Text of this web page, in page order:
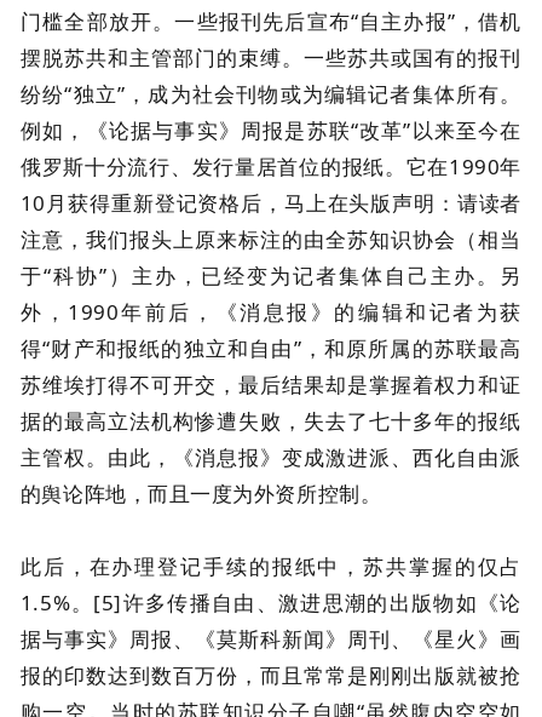
门槛全部放开。一些报刊先后宣布“自主办报”，借机
摆脱苏共和主管部门的束缚。一些苏共或国有的报刊
纷纷“独立”，成为社会刊物或为编辑记者集体所有。
例如，《论据与事实》周报是苏联“改革”以来至今在
俄罗斯十分流行、发行量居首位的报纸。它在1990年
10月获得重新登记资格后，马上在头版声明：请读者
注意，我们报头上原来标注的由全苏知识协会（相当
于“科协”）主办，已经变为记者集体自己主办。另
外，1990年前后，《消息报》的编辑和记者为获
得“财产和报纸的独立和自由”，和原所属的苏联最高
苏维埃打得不可开交，最后结果却是掌握着权力和证
据的最高立法机构惨遭失败，失去了七十多年的报纸
主管权。由此，《消息报》变成激进派、西化自由派
的舆论阵地，而且一度为外资所控制。
此后，在办理登记手续的报纸中，苏共掌握的仅占
1.5%。[5]许多传播自由、激进思潮的出版物如《论
据与事实》周报、《莫斯科新闻》周刊、《星火》画
报的印数达到数百万份，而且常常是刚刚出版就被抢